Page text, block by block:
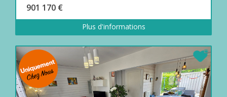
901 170 €
Plus d'informations